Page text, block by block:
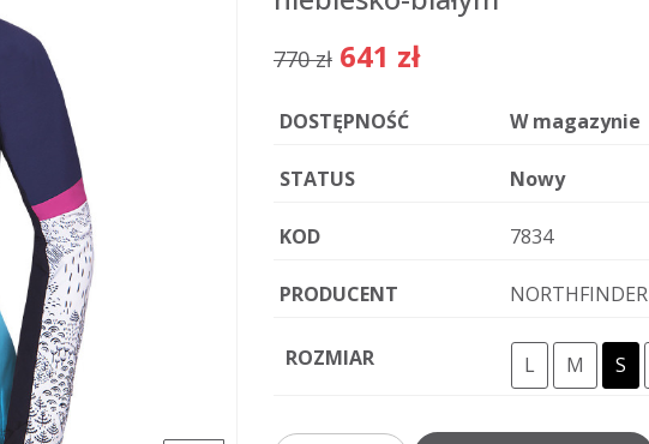
770 zł 641 zł
DOSTĘPNOŚĆ W magazynie
STATUS Nowy
KOD 7834
PRODUCENT NORTHFINDER
ROZMIAR L M S